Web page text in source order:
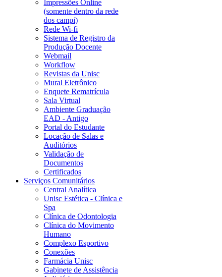
Impressões Online
(somente dentro da rede
dos campi)
Rede Wi-fi
Sistema de Registro da
Produção Docente
Webmail
Workflow
Revistas da Unisc
Mural Eletrônico
Enquete Rematrícula
Sala Virtual
Ambiente Graduação
EAD - Antigo
Portal do Estudante
Locação de Salas e
Auditórios
Validação de
Documentos
Certificados
Serviços Comunitários
Central Analítica
Unisc Estética - Clínica e
Spa
Clínica de Odontologia
Clínica do Movimento
Humano
Complexo Esportivo
Conexões
Farmácia Unisc
Gabinete de Assistência